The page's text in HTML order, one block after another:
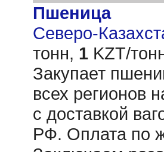
Пшеница
Северо-
тонн, 1 KZT/
Закупает
всех регионов
с доставкой
РФ. Оплата по